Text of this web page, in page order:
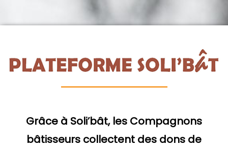
Grâce à Soli’bât, les Compagnons
bâtisseurs collectent des dons de